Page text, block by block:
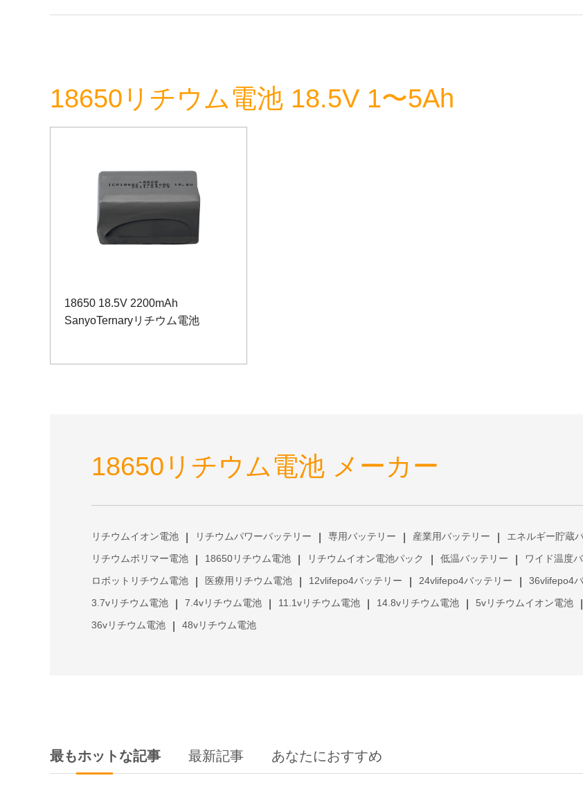
18650リチウム電池 18.5V 1〜5Ah
18650 18.5V 2200mAh
SanyoTernaryリチウム電池
18650リチウム電池 メーカー
リチウムイオン電池 リチウムパワーバッテリー 専用バッテリー 産業用バッテリー エネルギー貯蔵
リチウムポリマー電池 18650リチウム電池 リチウムイオン電池パック 低温バッテリー ワイド温度
ロボットリチウム電池 医療用リチウム電池 12vlifepo4バッテリー 24vlifepo4バッテリー 36vlifepo4
3.7vリチウム電池 7.4vリチウム電池 11.1vリチウム電池 14.8vリチウム電池 5vリチウムイオン電池
36vリチウム電池 48vリチウム電池
最もホットな記事 最新記事 あなたにおすすめ